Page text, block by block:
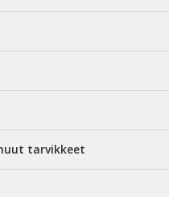
tarvikkeet